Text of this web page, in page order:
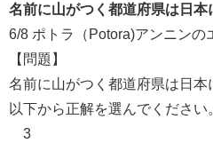
名前に山がつく都道府県は日
6/8 ポトラ（Potora)アンニンの
【問題】
名前に山がつく都道府県は日
以下から正解を選んでください
3